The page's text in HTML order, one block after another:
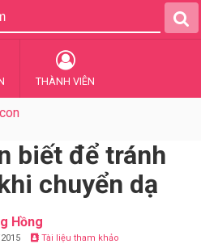
THÀNH VIÊN
biết để tránh
chuyển dạ
Hồng
Tài liệu tham khảo